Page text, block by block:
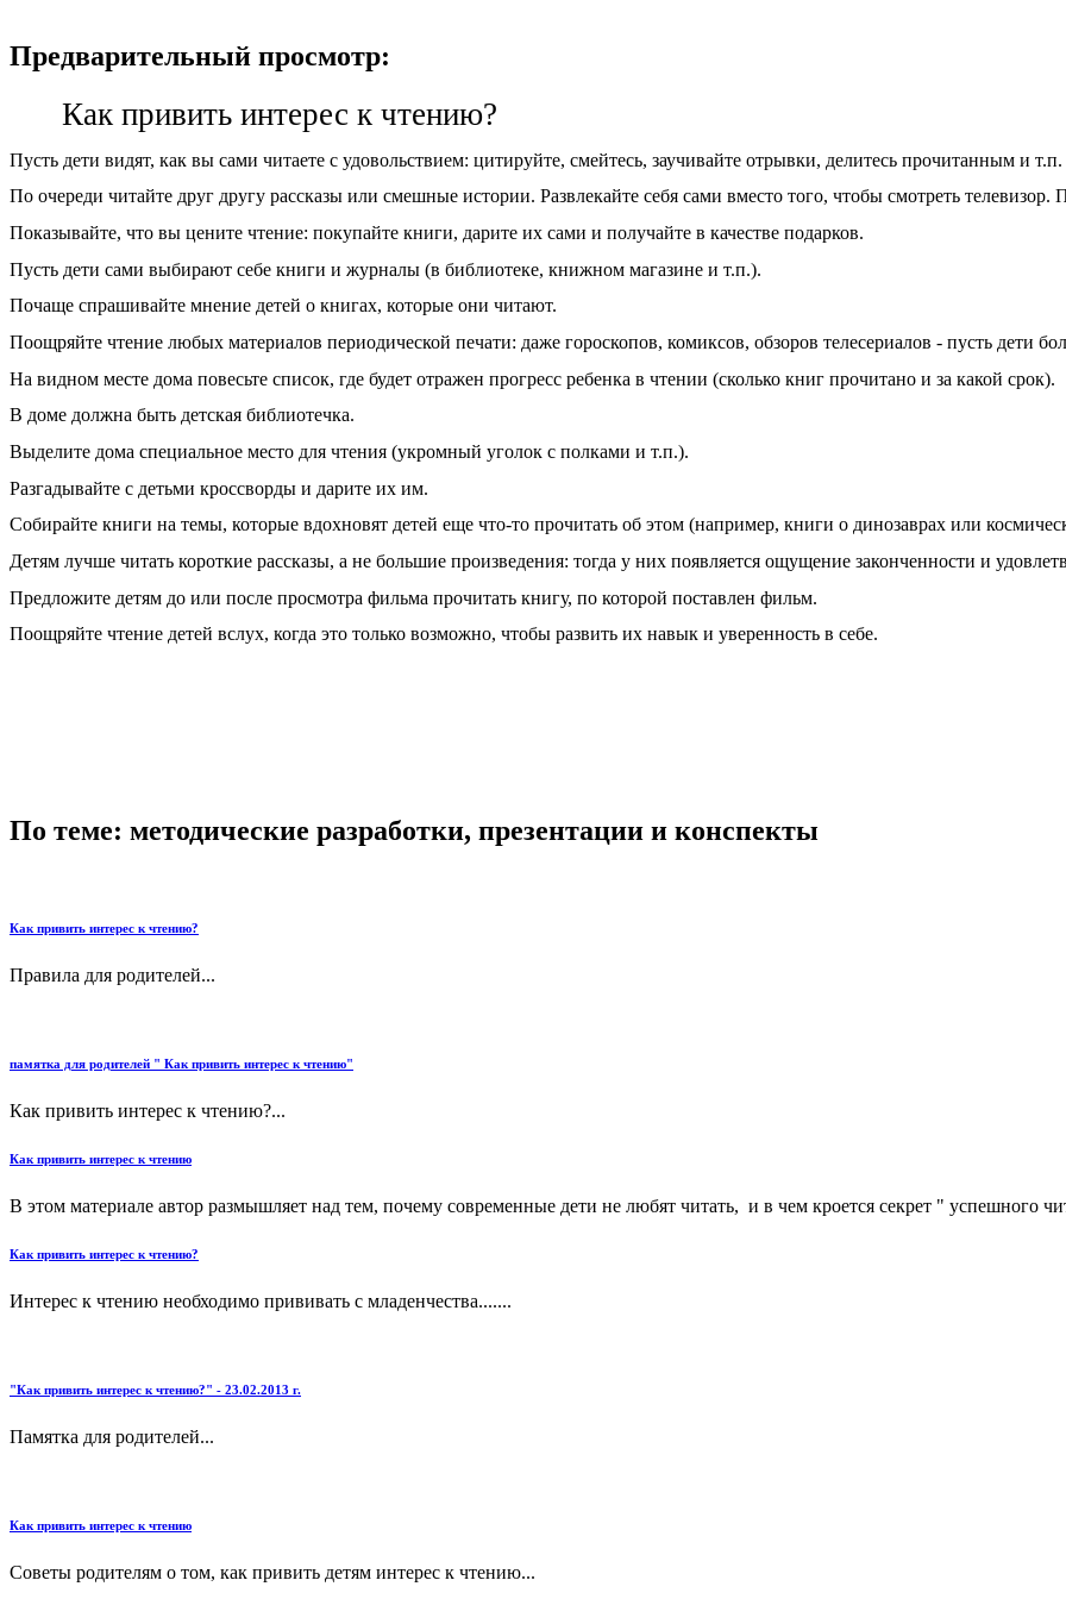
Предварительный просмотр:
Как привить интерес к чтению?
Пусть дети видят, как вы сами читаете с удовольствием: цитируйте, смейтесь, заучивайте отрывки, делитесь прочитанным и т.п.
По очереди читайте друг другу рассказы или смешные истории. Развлекайте себя сами вместо того, чтобы смотреть
Показывайте, что вы цените чтение: покупайте книги, дарите их сами и получайте в качестве подарков.
Пусть дети сами выбирают себе книги и журналы (в библиотеке, книжном магазине и т.п.).
Почаще спрашивайте мнение детей о книгах, которые они читают.
Поощряйте чтение любых материалов периодической печати: даже гороскопов, комиксов, обзоров телесериалов - пусть дети
На видном месте дома повесьте список, где будет отражен прогресс ребенка в чтении (сколько книг прочитано и за какой срок).
В доме должна быть детская библиотечка.
Выделите дома специальное место для чтения (укромный уголок с полками и т.п.).
Разгадывайте с детьми кроссворды и дарите их им.
Собирайте книги на темы, которые вдохновят детей еще что-то прочитать об этом (например, книги о динозаврах или
Детям лучше читать короткие рассказы, а не большие произведения: тогда у них появляется ощущение законченности и
Предложите детям до или после просмотра фильма прочитать книгу, по которой поставлен фильм.
Поощряйте чтение детей вслух, когда это только возможно, чтобы развить их навык и уверенность в себе.
По теме: методические разработки, презентации и конспекты
Как привить интерес к чтению?
Правила для родителей...
памятка для родителей " Как привить интерес к чтению"
Как привить интерес к чтению?...
Как привить интерес к чтению
В этом материале автор размышляет над тем, почему современные дети не любят читать, и в чем кроется секрет " успешного
Как привить интерес к чтению?
Интерес к чтению необходимо прививать с младенчества.......
"Как привить интерес к чтению?" - 23.02.2013 г.
Памятка для родителей...
Как привить интерес к чтению
Советы родителям о том, как привить детям интерес к чтению...